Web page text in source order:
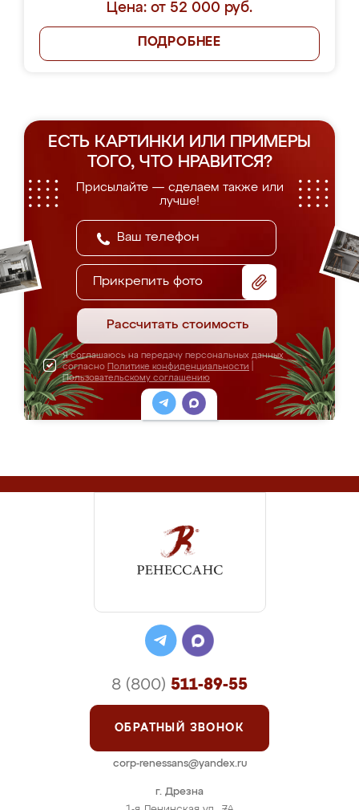
Цена: от 52 000 руб.
ПОДРОБНЕЕ
ЕСТЬ КАРТИНКИ ИЛИ ПРИМЕРЫ
ТОГО, ЧТО НРАВИТСЯ?
Присылайте — сделаем также или
лучше!
Прикрепить фото
Рассчитать стоимость
Я соглашаюсь на передачу персональных данных
согласно Политике конфиденциальности
Пользовательскому соглашению
г. Дрезна
8 (800) 511-89-55
ОБРАТНЫЙ ЗВОНОК
corp-renessans@yandex.ru